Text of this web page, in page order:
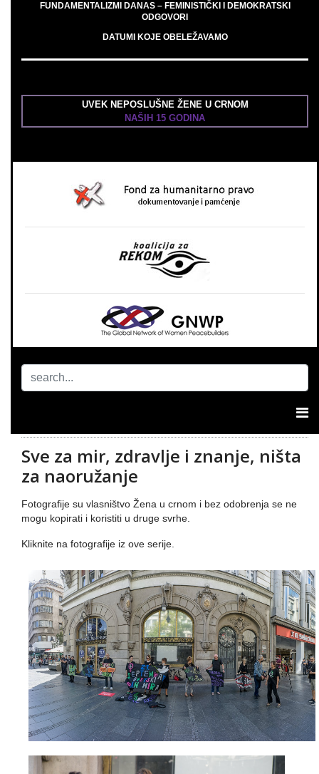
FUNDAMENTALIZMI DANAS – FEMINISTIČKI I DEMOKRATSKI
ODGOVORI
DATUMI KOJE OBELEŽAVAMO
UVEK NEPOSLUŠNE ŽENE U CRNOM
NAŠIH 15 GODINA
Sve za mir, zdravlje i znanje, ništa
za naoružanje
Fotografije su vlasništvo Žena u crnom i bez odobrenja se ne
mogu kopirati i koristiti u druge svrhe.
Kliknite na fotografije iz ove serije.